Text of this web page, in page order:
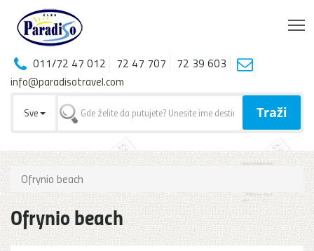
011/72 47 012 72 47 707
72 39 603
info@paradisotravel.com
Sve Traži
Ofrynio beach
Ofrynio beach